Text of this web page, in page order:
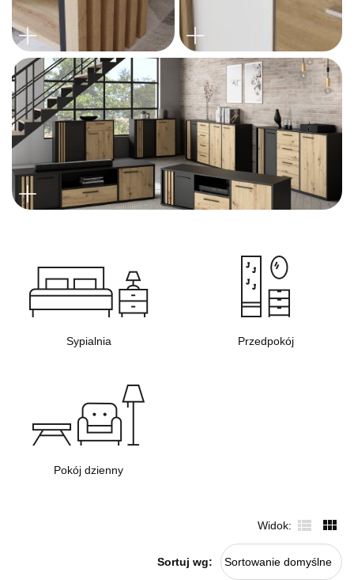
Sypialnia Przedpokój
Pokój dzienny
Widok
Sortuj wg: Sortowanie domyślne